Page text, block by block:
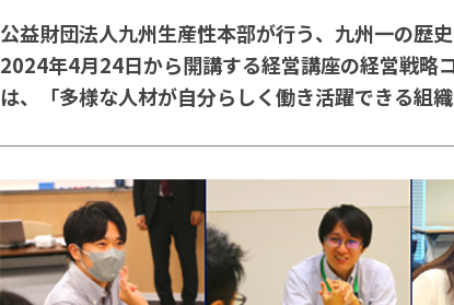
公益財団法人九州生産性本部が行う、九州一の歴
2024年4月24日から開講する経営講座の経営戦略
は、「多様な人材が自分らしく働き活躍できる組